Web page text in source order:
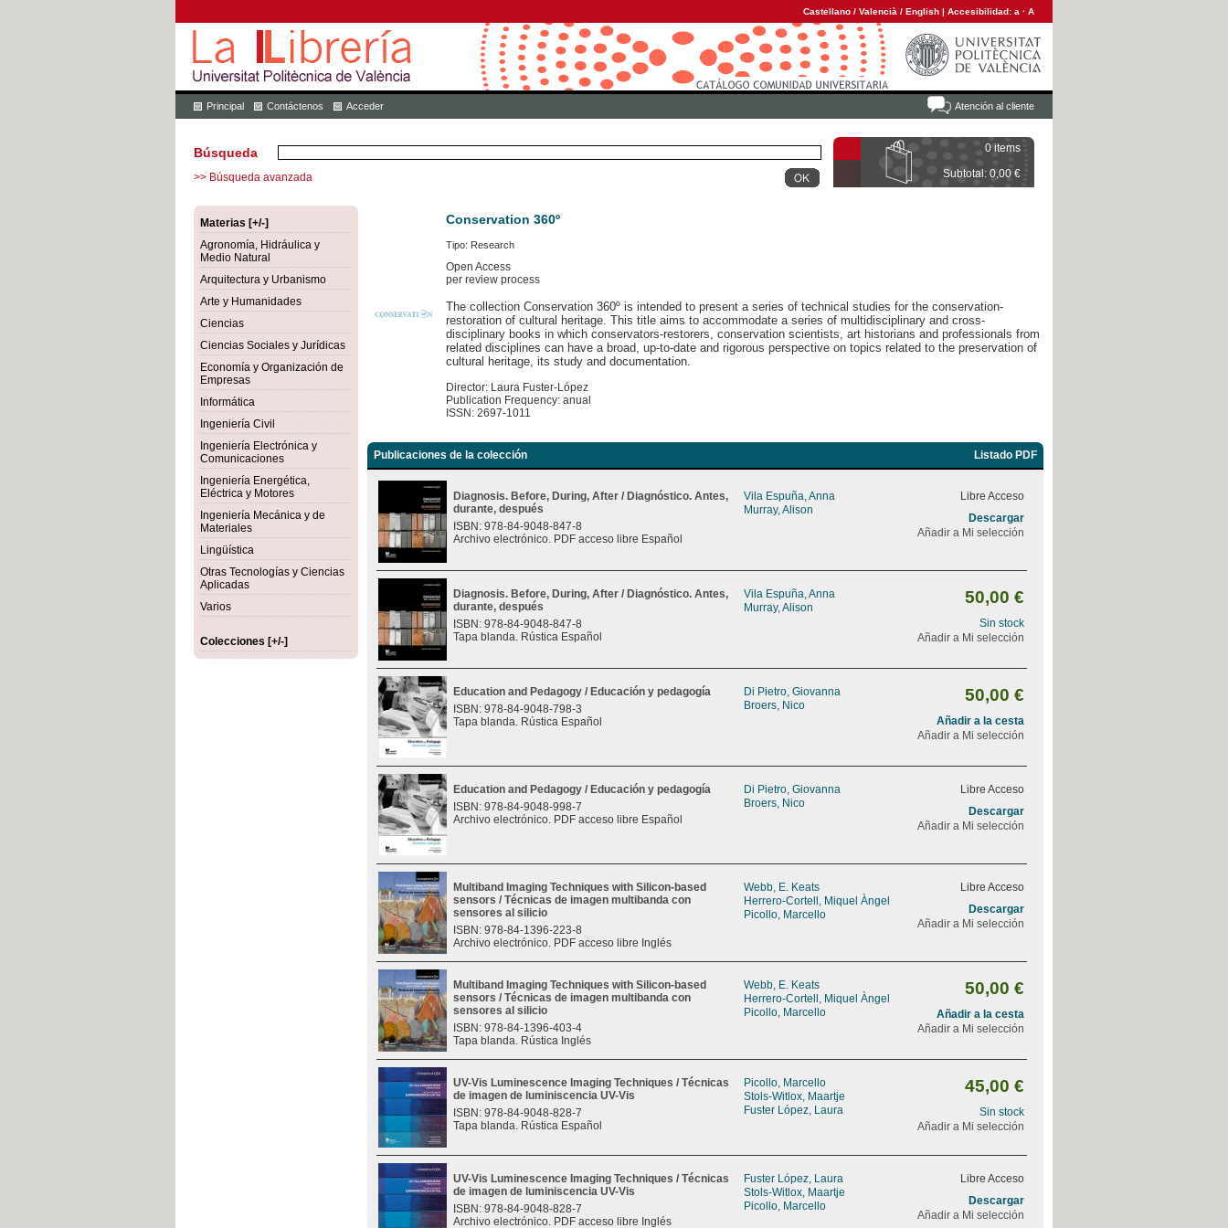
Castellano / Valencià / English | Accesibilidad: a · A
Atención al cliente
Principal Contáctenos Acceder
0 items
Subtotal: 0,00 €
Búsqueda
>> Búsqueda avanzada
Materias [+/-]
Agronomía, Hidráulica y
Medio Natural
Arquitectura y Urbanismo
Arte y Humanidades
Ciencias
Ciencias Sociales y Jurídicas
Economía y Organización de
Empresas
Informática
Ingeniería Civil
Ingeniería Electrónica y
Comunicaciones
Ingeniería Energética,
Eléctrica y Motores
Ingeniería Mecánica y de
Materiales
Lingüística
Otras Tecnologías y Ciencias
Aplicadas
Varios
Colecciones [+/-]
Conservation 360º
Tipo: Research
Open Access
per review process
The collection Conservation 360º is intended to present a series of technical studies for the conservation-
restoration of cultural heritage. This title aims to accommodate a series of multidisciplinary and cross-
disciplinary books in which conservators-restorers, conservation scientists, art historians and professionals from
related disciplines can have a broad, up-to-date and rigorous perspective on topics related to the preservation of
cultural heritage, its study and documentation.
Director: Laura Fuster-López
Publication Frequency: anual
ISSN: 2697-1011
Publicaciones de la colección Listado PDF
Diagnosis. Before, During, After / Diagnóstico. Antes,
durante, después
ISBN: 978-84-9048-847-8
Archivo electrónico. PDF acceso libre Español
Vila Espuña, Anna
Murray, Alison
Libre Acceso
Descargar
Añadir a Mi selección
Diagnosis. Before, During, After / Diagnóstico. Antes,
durante, después
ISBN: 978-84-9048-847-8
Tapa blanda. Rústica Español
Vila Espuña, Anna
Murray, Alison
50,00 €
Sin stock
Añadir a Mi selección
Education and Pedagogy / Educación y pedagogía
ISBN: 978-84-9048-798-3
Tapa blanda. Rústica Español
Di Pietro, Giovanna
Broers, Nico
50,00 €
Añadir a la cesta
Añadir a Mi selección
Education and Pedagogy / Educación y pedagogía
ISBN: 978-84-9048-998-7
Archivo electrónico. PDF acceso libre Español
Di Pietro, Giovanna
Broers, Nico
Libre Acceso
Descargar
Añadir a Mi selección
Multiband Imaging Techniques with Silicon-based
sensors / Técnicas de imagen multibanda con
sensores al silicio
ISBN: 978-84-1396-223-8
Archivo electrónico. PDF acceso libre Inglés
Webb, E. Keats
Herrero-Cortell, Miquel Àngel
Picollo, Marcello
Libre Acceso
Descargar
Añadir a Mi selección
Multiband Imaging Techniques with Silicon-based
sensors / Técnicas de imagen multibanda con
sensores al silicio
ISBN: 978-84-1396-403-4
Tapa blanda. Rústica Inglés
Webb, E. Keats
Herrero-Cortell, Miquel Àngel
Picollo, Marcello
50,00 €
Añadir a la cesta
Añadir a Mi selección
UV-Vis Luminescence Imaging Techniques / Técnicas
de imagen de luminiscencia UV-Vis
ISBN: 978-84-9048-828-7
Tapa blanda. Rústica Español
Picollo, Marcello
Stols-Witlox, Maartje
Fuster López, Laura
45,00 €
Sin stock
Añadir a Mi selección
UV-Vis Luminescence Imaging Techniques / Técnicas
de imagen de luminiscencia UV-Vis
ISBN: 978-84-9048-828-7
Archivo electrónico. PDF acceso libre Inglés
Fuster López, Laura
Stols-Witlox, Maartje
Picollo, Marcello
Libre Acceso
Descargar
Añadir a Mi selección